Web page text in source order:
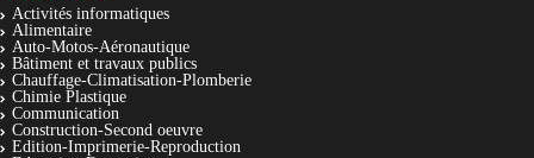
Activités informatiques
Alimentaire
Auto-Motos-Aéronautique
Bâtiment et travaux publics
Chauffage-Climatisation-Plomberie
Chimie Plastique
Communication
Construction-Second oeuvre
Edition-Imprimerie-Reproduction